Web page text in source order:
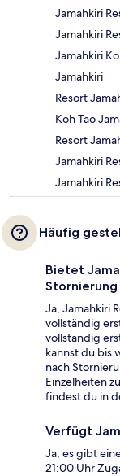
Jamahkiri
Jamahkiri
Jamahkiri
Jamahkiri
Resort
Koh Tao
Resort
Jamahkiri
Jamahkiri
Häufig
Bietet
Ja, Jamahkiri
vollständig
vollständig
kannst du bis
nach
Einzelheiten
findest du in
Verfügt
Ja, es gibt
21:00 Uhr